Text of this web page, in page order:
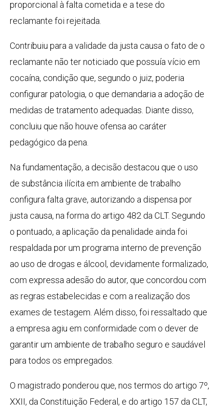
proporcional à falta cometida e a tese do
reclamante foi rejeitada.
Contribuiu para a validade da justa causa o fato de o
reclamante não ter noticiado que possuía vício em
cocaína, condição que, segundo o juiz, poderia
configurar patologia, o que demandaria a adoção de
medidas de tratamento adequadas. Diante disso,
concluiu que não houve ofensa ao caráter
pedagógico da pena.
Na fundamentação, a decisão destacou que o uso
de substância ilícita em ambiente de trabalho
configura falta grave, autorizando a dispensa por
justa causa, na forma do artigo 482 da CLT. Segundo
o pontuado, a aplicação da penalidade ainda foi
respaldada por um programa interno de prevenção
ao uso de drogas e álcool, devidamente formalizado,
com expressa adesão do autor, que concordou com
as regras estabelecidas e com a realização dos
exames de testagem. Além disso, foi ressaltado que
a empresa agiu em conformidade com o dever de
garantir um ambiente de trabalho seguro e saudável
para todos os empregados.
O magistrado ponderou que, nos termos do artigo 7º,
XXII, da Constituição Federal, e do artigo 157 da CLT,